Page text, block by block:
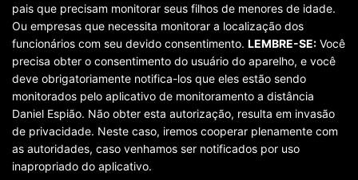
pais que precisam monitorar seus filhos de menores de idade.
Ou empresas que necessita monitorar a localização dos
funcionários com seu devido consentimento. LEMBRE-SE: Você
precisa obter o consentimento do usuário do aparelho, e você
deve obrigatoriamente notifica-los que eles estão sendo
monitorados pelo aplicativo de monitoramento a distância
Daniel Espião. Não obter esta autorização, resulta em invasão
de privacidade. Neste caso, iremos cooperar plenamente com
as autoridades, caso venhamos ser notificados por uso
inapropriado do aplicativo.